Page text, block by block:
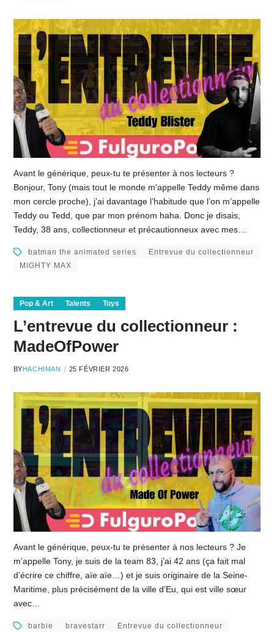
Avant le générique, peux-tu te présenter à nos lecteurs ?
Bonjour, Tony (mais tout le monde m’appelle Teddy même dans
mon cercle proche), j’ai davantage l’habitude que l’on m’appelle
Teddy ou Tedd, que par mon prénom haha. Donc je disais,
Teddy, 38 ans, collectionneur et précautionneux avec mes…
batman the animated series
Entrevue du collectionneur
MIGHTY MAX
Pop & Art Talents Toys
L’entrevue du collectionneur :
MadeOfPower
BY HACHIMAN 25 FÉVRIER 2026
Avant le générique, peux-tu te présenter à nos lecteurs ? Je
m’appelle Tony, je suis de la team 83, j’ai 42 ans (ça fait mal
d’écrire ce chiffre, aïe aïe…) et je suis originaire de la Seine-
Maritime, plus précisément de la ville d’Eu, qui est ville sœur
avec…
barbie bravestarr Entrevue du collectionneur